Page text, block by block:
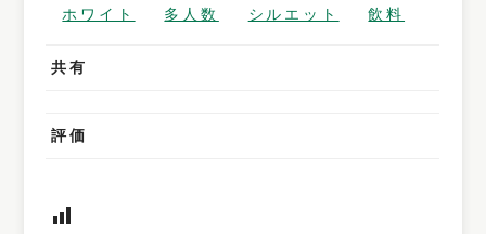
ホワイト 多人数 シルエット 飲料
共有
評価